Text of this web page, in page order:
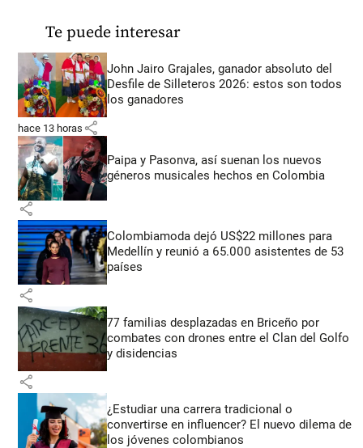
Te puede interesar
John Jairo Grajales, ganador absoluto del
Desfile de Silleteros 2026: estos son todos
los ganadores
hace 13 horas share
Paipa y Pasonva, así suenan los nuevos
géneros musicales hechos en Colombia
share
Colombiamoda dejó US$22 millones para
Medellín y reunió a 65.000 asistentes de 53
países
share
77 familias desplazadas en Briceño por
combates con drones entre el Clan del Golfo
y disidencias
share
¿Estudiar una carrera tradicional o
convertirse en influencer? El nuevo dilema de
los jóvenes colombianos